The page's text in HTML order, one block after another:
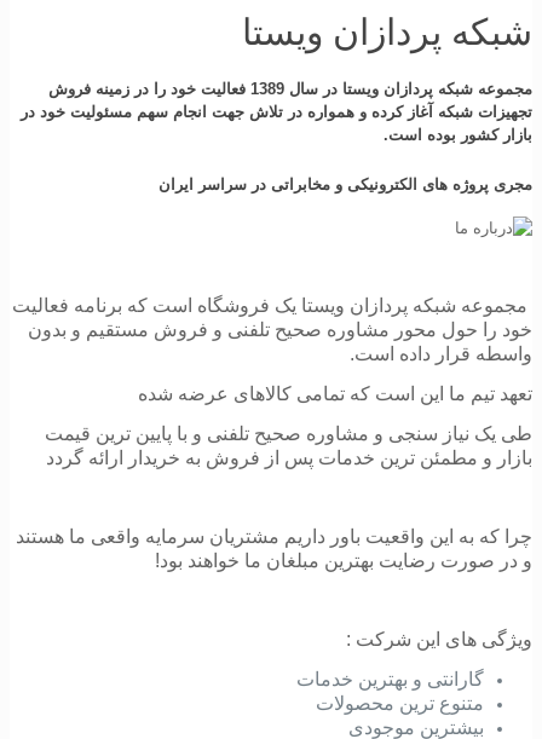
شبکه پردازان ویستا
مجموعه شبکه پردازان ویستا در سال 1389 فعالیت خود را در زمینه فروش
تجهیزات شبکه آغاز کرده و همواره در تلاش جهت انجام سهم مسئولیت خود در
بازار کشور بوده است.
مجری پروژه های الکترونیکی و مخابراتی در سراسر ایران
مجموعه شبکه پردازان ویستا یک فروشگاه است که برنامه فعالیت
خود را حول محور مشاوره صحیح تلفنی و فروش مستقیم و بدون
واسطه قرار داده است.
تعهد تیم ما این است که تمامی کالاهای عرضه شده
طی یک نیاز سنجی و مشاوره صحیح تلفنی و با پایین ترین قیمت
بازار و مطمئن ترین خدمات پس از فروش به خریدار ارائه گردد
چرا که به این واقعیت باور داریم مشتریان سرمایه واقعی ما هستند
و در صورت رضایت بهترین مبلغان ما خواهند بود!
ویژگی های این شرکت :
گارانتی و بهترین خدمات
متنوع ترین محصولات
بیشترین موجودی